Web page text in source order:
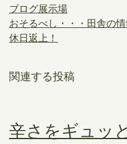
ブログ展示場
おそるべし・・・田舎の情
休日返上！
関連する投稿
辛さをギュッ